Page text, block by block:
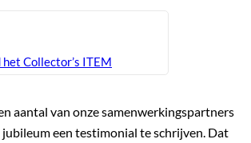
het Collector’s ITEM
aantal van onze samenwerkingspartners
jubileum een testimonial te schrijven. Dat